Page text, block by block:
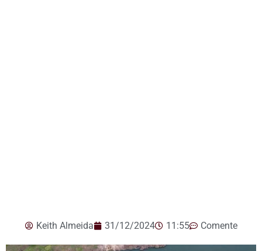
Keith Almeida 31/12/2024 11:55 Comente